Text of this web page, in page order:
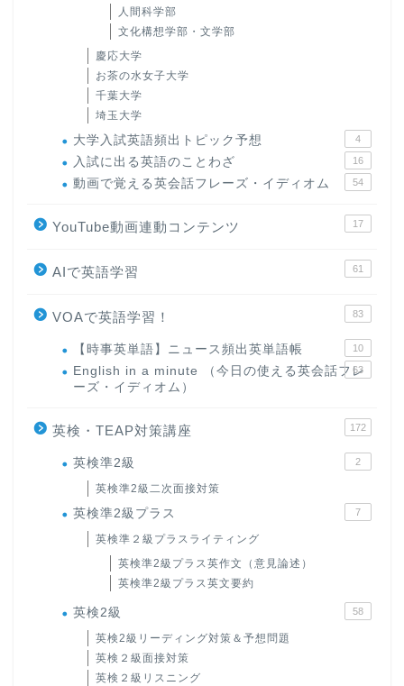
人間科学部
文化構想学部・文学部
慶応大学
お茶の水女子大学
千葉大学
埼玉大学
大学入試英語頻出トピック予想 4
入試に出る英語のことわざ 16
動画で覚える英会話フレーズ・イディオム 54
YouTube動画連動コンテンツ 17
AIで英語学習 61
VOAで英語学習！ 83
【時事英単語】ニュース頻出英単語帳 10
English in a minute （今日の使える英会話フレ
ーズ・イディオム）
63
英検・TEAP対策講座 172
英検準2級 2
英検準2級二次面接対策
英検準2級プラス 7
英検準２級プラスライティング
英検準2級プラス英作文（意見論述）
英検準2級プラス英文要約
英検2級 58
英検2級リーディング対策＆予想問題
英検２級面接対策
英検２級リスニング